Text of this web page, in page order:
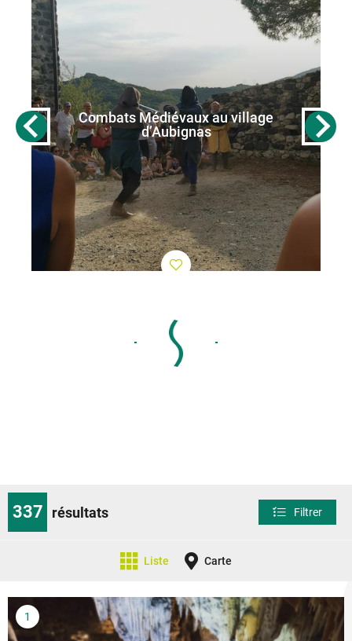
Combats Médiévaux au village
d’Aubignas
337 résultats Filtrer
Liste Carte